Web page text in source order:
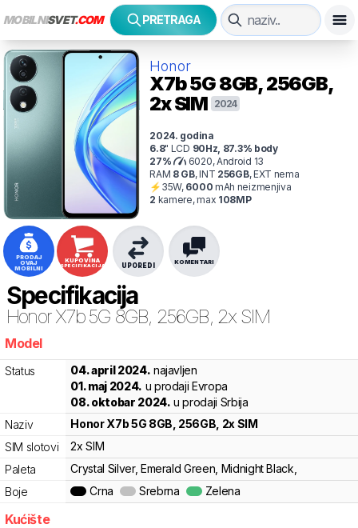
MOBILNISVET.COM PRETRAGA
Honor
X7b 5G8GB, 256GB,
2x SIM 2024
2024. godina
6.8" LCD 90Hz, 87.3% body
27%
6020, Android 13
RAM 8GB,INT 256GB,EXT nema
⚡ 35W, 6000 mAh neizmenjiva
2 kamere, max 108MP
PRODAJ
OVAJ
MOBILNI
KUPOVINA
SPECIFIKACIJA KOMENTARI
UPOREDI
Specifikacija
Honor X7b 5G 8GB, 256GB, 2x SIM
Model
Status 04. april 2024. najavljen
01. maj 2024. u prodaji Evropa
08. oktobar 2024. u prodaji Srbija
Naziv
HonorX7b 5G 8GB, 256GB, 2x SIM
SIM slotovi
2x SIM
Paleta
Crystal Silver, Emerald Green, Midnight Black,
Boje
Crna Srebrna Zelena
Kućište